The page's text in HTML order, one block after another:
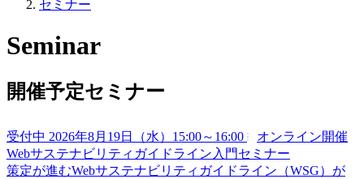
セミナー
Seminar
開催予定セミナー
受付中 2026年8月19日（水）15:00～16:00
オンライン開催
Webサステナビリティガイドライン入門セミナー
策定が進むWebサステナビリティガイドライン（WSG）が